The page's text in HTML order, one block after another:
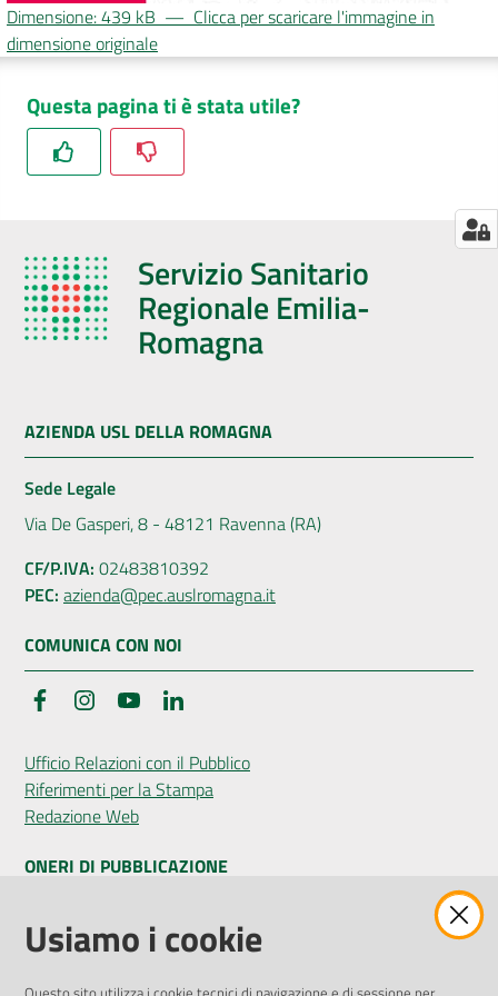
Seguici
su
Dimensione: 439 kB — Clicca per scaricare l'immagine in
dimensione originale
Questa pagina ti è stata utile?
Servizio Sanitario
Regionale Emilia-
Romagna
AZIENDA USL DELLA ROMAGNA
Sede Legale
Via De Gasperi, 8 - 48121 Ravenna (RA)
CF/P.IVA: 02483810392
PEC: azienda@pec.auslromagna.it
COMUNICA CON NOI
FacebookInstagramYouTube
Ufficio Relazioni con il Pubblico
Riferimenti per la Stampa
Redazione Web
ONERI DI PUBBLICAZIONE
Amministrazione Trasparente
Pubblicità legale
Usiamo i cookie